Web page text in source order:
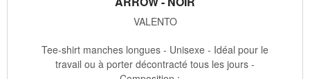
VALENTO
Tee-shirt manches longues - Unisexe - Idéal pour le
travail ou à porter décontracté tous les jours -